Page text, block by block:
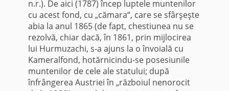
n.r.). De aici (1787) încep luptele muntenilor
cu acest fond, cu „cămara“, care se sfârşeşte
abia la anul 1865 (de fapt, chestiunea nu se
rezolvă, chiar dacă, în 1861, prin mijlocirea
lui Hurmuzachi, s-a ajuns la o învoială cu
Kameralfond, hotărnicindu-se posesiunile
muntenilor de cele ale statului; după
înfrângerea Austriei în „războiul nenorocit